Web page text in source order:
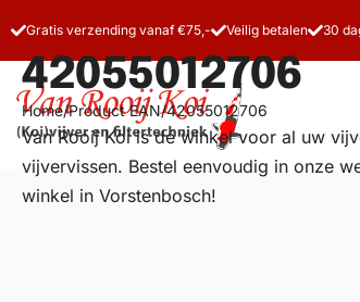
Gratis verzending vanaf €75,- Veilig betalen 30
42055012706
Home/Product EAN/42055012706
Van Rooij Koi is dé winkel voor al uw
vijvervissen. Bestel eenvoudig in onze
winkel in Vorstenbosch!